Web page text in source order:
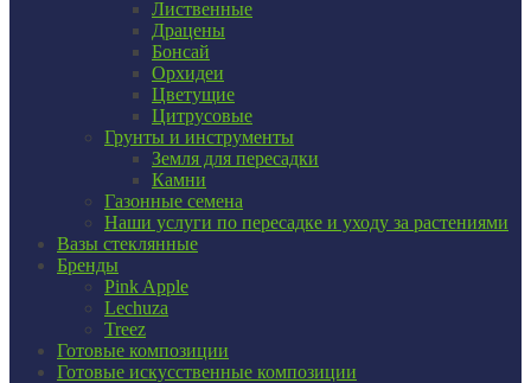
Лиственные
Драцены
Бонсай
Орхидеи
Цветущие
Цитрусовые
Грунты и инструменты
Земля для пересадки
Камни
Газонные семена
Наши услуги по пересадке и уходу за растениями
Вазы стеклянные
Бренды
Pink Apple
Lechuza
Treez
Готовые композиции
Готовые искусственные композиции